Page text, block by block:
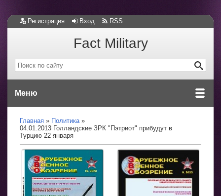
Регистрация Вход RSS
Fact Military
Меню
Главная
Политика
04.01.2013 Голландские ЗРК "Пэтриот" прибудут в
Турцию 22 января